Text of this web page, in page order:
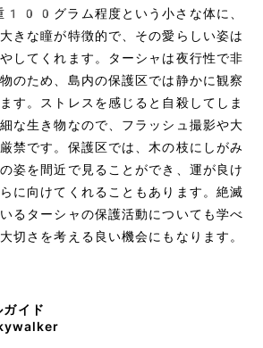
グラム程度という小さな体に、
きな瞳が特徴的で、その愛らしい姿は
してくれます。ターシャは夜行性で非
のため、島内の保護区では静かに観察
す。ストレスを感じると自殺してしま
な生き物なので、フラッシュ撮影や大
禁です。保護区では、木の枝にしがみ
姿を間近で見ることができ、運が良け
に向けてくれることもあります。絶滅
るターシャの保護活動についても学べ
切さを考える良い機会にもなります。
ガイド